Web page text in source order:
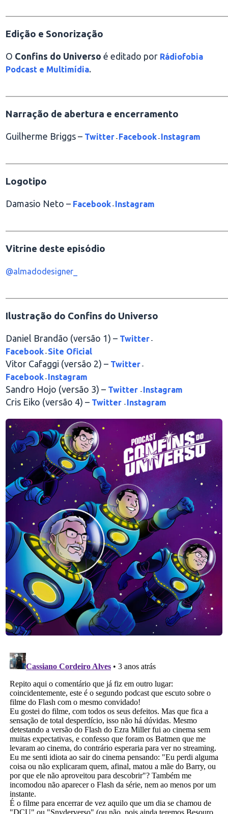
Edição e Sonorização
O Confins do Universo é editado por Rádiofobia
Podcast e Multimídia.
Narração de abertura e encerramento
Guilherme Briggs – Twitter - Facebook - Instagram
Logotipo
Damasio Neto – Facebook - Instagram
Vitrine deste episódio
@almadodesigner_
Ilustração do Confins do Universo
Daniel Brandão (versão 1) – Twitter -
Facebook - Site Oficial
Vitor Cafaggi (versão 2) – Twitter -
Facebook - Instagram
Sandro Hojo (versão 3) – Twitter - Instagram
Cris Eiko (versão 4) – Twitter - Instagram